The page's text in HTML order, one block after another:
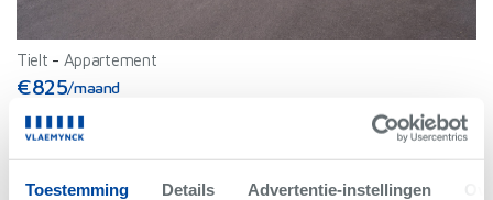
Toestemming Details Advertentie-instellingen
Tielt - Appartement
€825/maand
Bew. Opp. 63.84 m²
1 slaapkamer(s)